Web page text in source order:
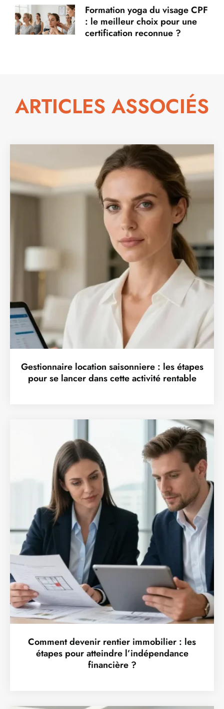
Formation yoga du visage CPF
: le meilleur choix pour une
certification reconnue ?
ARTICLES ASSOCIÉS
Gestionnaire location saisonniere : les étapes
pour se lancer dans cette activité rentable
Comment devenir rentier immobilier : les
étapes pour atteindre l’indépendance
financière ?